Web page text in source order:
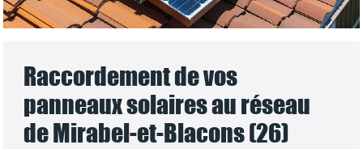
Raccordement de vos
panneaux solaires au réseau
de Mirabel-et-Blacons (26)